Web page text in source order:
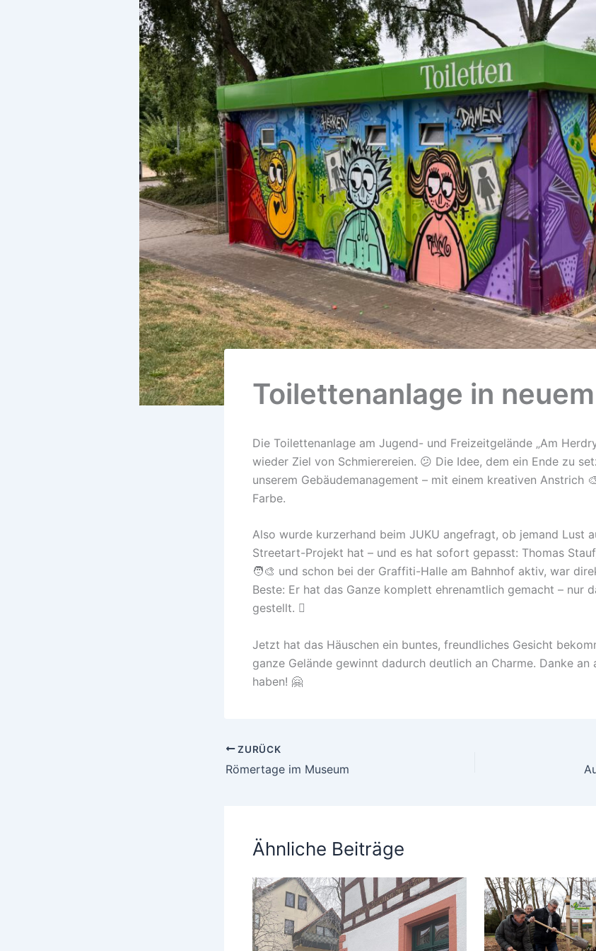
Toilettenanlage in
Die Toilettenanlage am Jugend- und Freizeitgelände „Am
wieder Ziel von Schmierereien. 😕 Die Idee, dem ein Ende zu
unserem Gebäudemanagement – mit einem kreativen Anstrich
Farbe.
Also wurde kurzerhand beim JUKU angefragt, ob jemand Lust
Streetart-Projekt hat – und es hat sofort gepasst: Thomas
🧑‍🎨 und schon bei der Graffiti-Halle am Bahnhof aktiv, war
Beste: Er hat das Ganze komplett ehrenamtlich gemacht – nur
gestellt. 🫟
Jetzt hat das Häuschen ein buntes, freundliches Gesicht
ganze Gelände gewinnt dadurch deutlich an Charme. Danke
haben! 🤗
ZURÜCK
Römertage im Museum
Ähnliche Beiträge